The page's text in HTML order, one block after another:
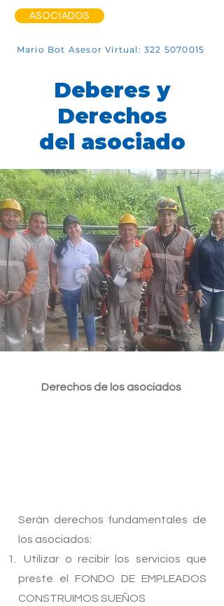
ASOCIADOS
Mario Bot Asesor Virtual: 322 5070015
Deberes y
Derechos
del asociado
Derechos de los asociados
Serán derechos fundamentales de
los asociados:
Utilizar o recibir los servicios que
preste el FONDO DE EMPLEADOS
CONSTRUIMOS SUEÑOS